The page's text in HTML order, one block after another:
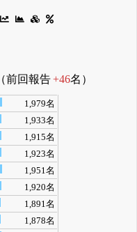
（前回報告+46名）
1,979名
1,933名
1,915名
1,923名
1,951名
1,920名
1,891名
1,878名